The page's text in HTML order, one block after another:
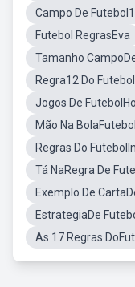
Campo De
Futebol RegrasEva
Tamanho
Regra12 Do Futebol
Jogos De
Mão Na
Regras Do
Tá NaRegra De
Exemplo De
EstrategiaDe
As 17 Regras